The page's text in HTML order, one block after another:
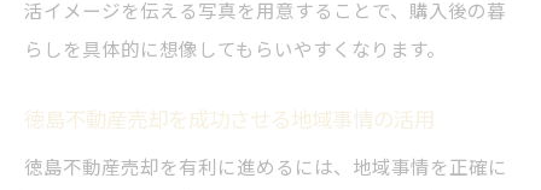
活イメージを伝える写真を用意することで、購入後の暮
らしを具体的に想像してもらいやすくなります。
徳島不動産売却を成功させる地域事情の活用
徳島不動産売却を有利に進めるには、地域事情を正確に